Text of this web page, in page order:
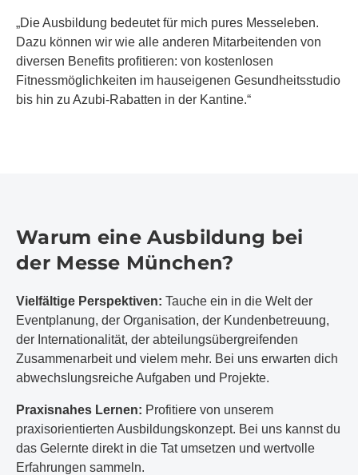
„Die Ausbildung bedeutet für mich pures Messeleben.
Dazu können wir wie alle anderen Mitarbeitenden von
diversen Benefits profitieren: von kostenlosen
Fitnessmöglichkeiten im hauseigenen Gesundheitsstudio
bis hin zu Azubi-Rabatten in der Kantine.“
Warum eine Ausbildung bei
der Messe München?
Vielfältige Perspektiven: Tauche ein in die Welt der
Eventplanung, der Organisation, der Kundenbetreuung,
der Internationalität, der abteilungsübergreifenden
Zusammenarbeit und vielem mehr. Bei uns erwarten dich
abwechslungsreiche Aufgaben und Projekte.
Praxisnahes Lernen: Profitiere von unserem
praxisorientierten Ausbildungskonzept. Bei uns kannst du
das Gelernte direkt in die Tat umsetzen und wertvolle
Erfahrungen sammeln.